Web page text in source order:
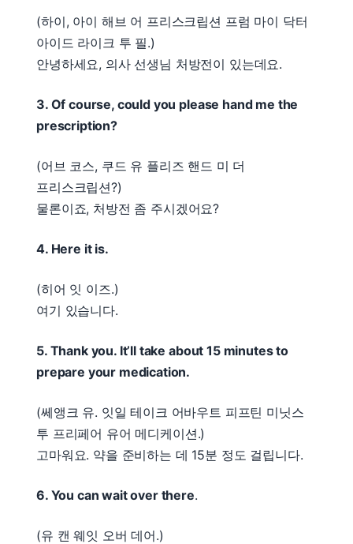
(하이, 아이 해브 어 프리스크립션 프럼 마이 닥터
아이드 라이크 투 필.)
안녕하세요, 의사 선생님 처방전이 있는데요.
3. Of course, could you please hand me the
prescription?
(어브 코스, 쿠드 유 플리즈 핸드 미 더
프리스크립션?)
물론이죠, 처방전 좀 주시겠어요?
4. Here it is.
(히어 잇 이즈.)
여기 있습니다.
5. Thank you. It’ll take about 15 minutes to
prepare your medication.
(쎄앵크 유. 잇일 테이크 어바우트 피프틴 미닛스
투 프리페어 유어 메디케이션.)
고마워요. 약을 준비하는 데 15분 정도 걸립니다.
6. You can wait over there.
(유 캔 웨잇 오버 데어.)